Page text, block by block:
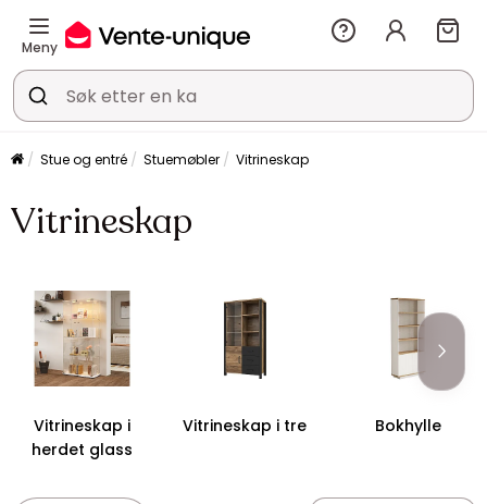
Meny
Stue og entré Stuemøbler Vitrineskap
Vitrineskap
Vitrineskap i
herdet glass
Vitrineskap i tre Bokhylle